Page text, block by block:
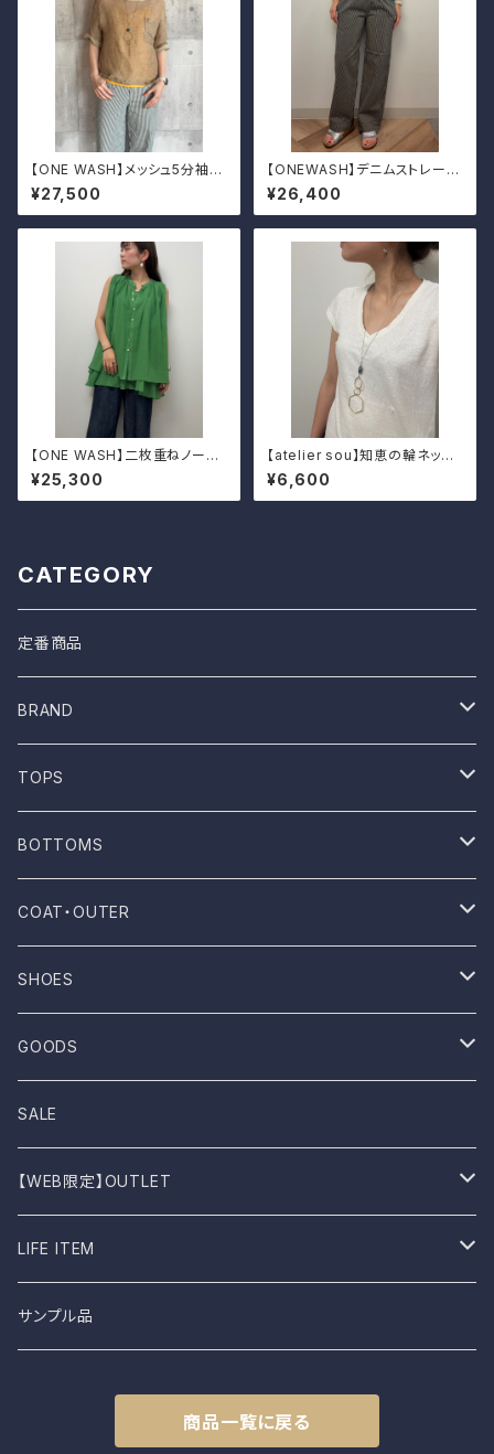
【ONE WASH】メッシュ5分袖t
シャツ
¥27,500
【ONEWASH】デニムストレート
パンツ
¥26,400
【ONE WASH】二枚重ねノース
リーブシャツ
¥25,300
【atelier sou】知恵の輪ネック
レス
¥6,600
CATEGORY
定番商品
BRAND
ONE WASH
Mau
NOVESTA
ROTOTO
UES
Dansko
BIRKEN STOCK
shimaai
NAPRON
TOPS
T-shirt
Shirt
No sleeve
One-piece
Parkar
Knit
Sweatshirt
Vest
BOTTOMS
Pants
Skirts
COAT・OUTER
Coat
Outer
Jacket
SHOES
Sneakers
Sandal
Boots
GOODS
Bag
Stall
Socks
Cap
SALE
【WEB限定】OUTLET
B品
LIFE ITEM
食器
サンプル品
商品一覧に戻る